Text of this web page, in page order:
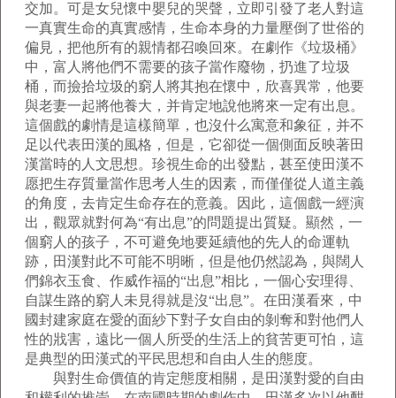
交加。可是女兒懷中嬰兒的哭聲，立即引發了老人對這
一真實生命的真實感情，生命本身的力量壓倒了世俗的
偏見，把他所有的親情都召喚回來。在劇作《垃圾桶》
中，富人將他們不需要的孩子當作廢物，扔進了垃圾
桶，而撿拾垃圾的窮人將其抱在懷中，欣喜異常，他要
與老妻一起將他養大，并肯定地說他將來一定有出息。
這個戲的劇情是這樣簡單，也沒什么寓意和象征，并不
足以代表田漢的風格，但是，它卻從一個側面反映著田
漢當時的人文思想。珍視生命的出發點，甚至使田漢不
愿把生存質量當作思考人生的因素，而僅僅從人道主義
的角度，去肯定生命存在的意義。因此，這個戲一經演
出，觀眾就對何為“有出息”的問題提出質疑。顯然，一
個窮人的孩子，不可避免地要延續他的先人的命運軌
跡，田漢對此不可能不明晰，但是他仍然認為，與闊人
們錦衣玉食、作威作福的“出息”相比，一個心安理得、
自謀生路的窮人未見得就是沒“出息”。在田漢看來，中
國封建家庭在愛的面紗下對子女自由的剝奪和對他們人
性的戕害，遠比一個人所受的生活上的貧苦更可怕，這
是典型的田漢式的平民思想和自由人生的態度。
與對生命價值的肯定態度相關，是田漢對愛的自由